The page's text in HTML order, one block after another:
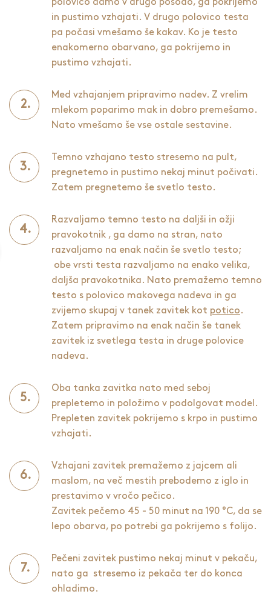
polovico damo v drugo posodo, ga pokrijemo
in pustimo vzhajati. V drugo polovico testa
pa počasi vmešamo še kakav. Ko je testo
enakomerno obarvano, ga pokrijemo in
pustimo vzhajati.
Med vzhajanjem pripravimo nadev. Z vrelim
mlekom poparimo mak in dobro premešamo.
Nato vmešamo še vse ostale sestavine.
Temno vzhajano testo stresemo na pult,
pregnetemo in pustimo nekaj minut počivati.
Zatem pregnetemo še svetlo testo.
Razvaljamo temno testo na daljši in ožji
pravokotnik , ga damo na stran, nato
razvaljamo na enak način še svetlo testo;
obe vrsti testa razvaljamo na enako velika,
daljša pravokotnika. Nato premažemo temno
testo s polovico makovega nadeva in ga
zvijemo skupaj v tanek zavitek kot potico .
Zatem pripravimo na enak način še tanek
zavitek iz svetlega testa in druge polovice
nadeva.
Oba tanka zavitka nato med seboj
prepletemo in položimo v podolgovat model.
Prepleten zavitek pokrijemo s krpo in pustimo
vzhajati.
Vzhajani zavitek premažemo z jajcem ali
maslom, na več mestih prebodemo z iglo in
prestavimo v vročo pečico.
Zavitek pečemo 45 - 50 minut na 190 °C, da se
lepo obarva, po potrebi ga pokrijemo s folijo.
Pečeni zavitek pustimo nekaj minut v pekaču,
nato ga stresemo iz pekača ter do konca
ohladimo.